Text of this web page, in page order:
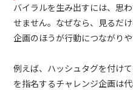
バイラルを生み出すには、思
せません。なぜなら、見るだ
企画のほうが行動につながりや
例えば、ハッシュタグを付け
を指名するチャレンジ企画は